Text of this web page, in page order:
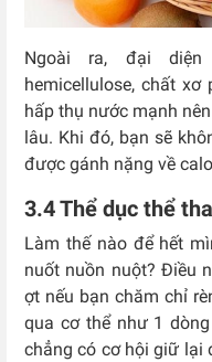
Ngoài ra, đại
hemicellulose, chất
hấp thụ nước mạnh
lâu. Khi đó, bạn sẽ
được gánh nặng về
3.4 Thể dục thể
Làm thế nào để hết
nuốt nuồn nuột? Điều
ợt nếu bạn chăm chỉ
qua cơ thể như 1
chẳng có cơ hội giữ lại